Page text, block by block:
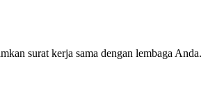
surat kerja sama dengan lembaga Anda.